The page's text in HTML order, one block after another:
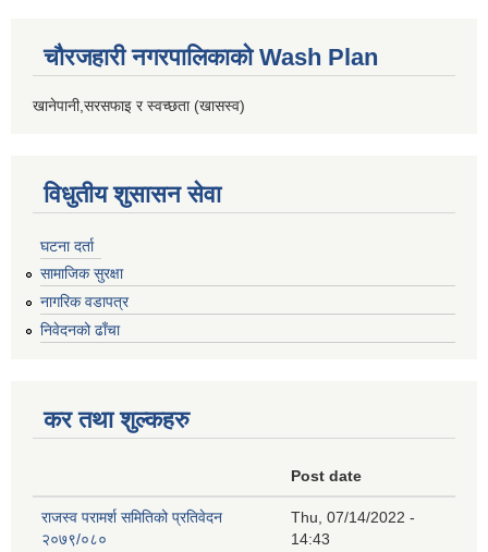
चौरजहारी नगरपालिकाको Wash Plan
खानेपानी,सरसफाइ र स्वच्छता (खासस्व)
विधुतीय शुसासन सेवा
घटना दर्ता
सामाजिक सुरक्षा
नागरिक वडापत्र
निवेदनको ढाँचा
कर तथा शुल्कहरु
Post date
राजस्व परामर्श समितिको प्रतिवेदन
२०७९/०८०
Thu, 07/14/2022 -
14:43